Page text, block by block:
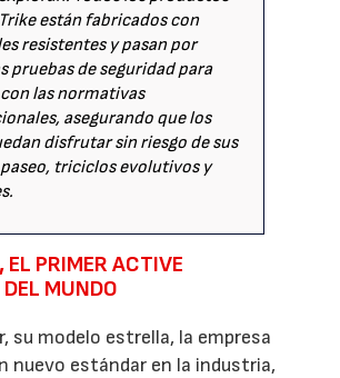
están fabricados con
resistentes y pasan por
pruebas de seguridad para
las normativas
asegurando que los
disfrutar sin riesgo de sus
triciclos evolutivos y
EL PRIMER ACTIVE
MUNDO
su modelo estrella, la empresa
nuevo estándar en la industria,